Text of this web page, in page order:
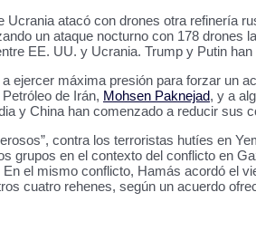
atacó con drones otra refinería
un ataque nocturno con 178
EE. UU. y Ucrania. Trump y Putin
ejercer máxima presión para forzar un
de Irán, Mohsen Paknejad, y a
y China han comenzado a reducir sus
contra los terroristas hutíes en
grupos en el contexto del conflicto en
el mismo conflicto, Hamás acordó el
cuatro rehenes, según un acuerdo